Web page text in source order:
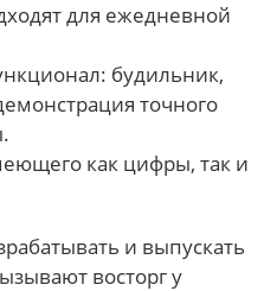
для ежедневной
будильник,
точного
как цифры, так и
и выпускать
восторг у